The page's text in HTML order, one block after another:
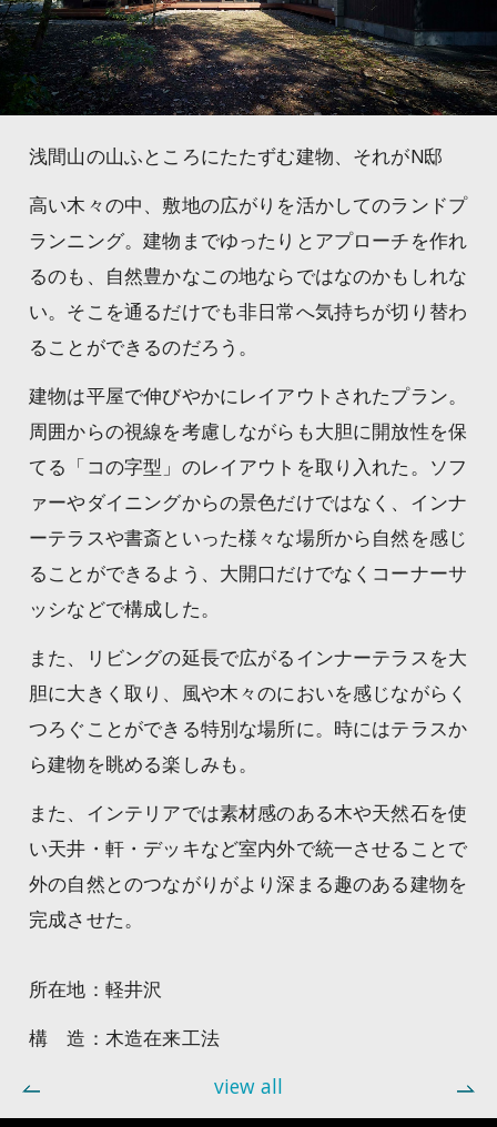
浅間山の山ふところにたたずむ建物、それがN邸
高い木々の中、敷地の広がりを活かしてのランドプ
ランニング。建物までゆったりとアプローチを作れ
るのも、自然豊かなこの地ならではなのかもしれな
い。そこを通るだけでも非日常へ気持ちが切り替わ
ることができるのだろう。
建物は平屋で伸びやかにレイアウトされたプラン。
周囲からの視線を考慮しながらも大胆に開放性を保
てる「コの字型」のレイアウトを取り入れた。ソフ
ァーやダイニングからの景色だけではなく、インナ
ーテラスや書斎といった様々な場所から自然を感じ
ることができるよう、大開口だけでなくコーナーサ
ッシなどで構成した。
また、リビングの延長で広がるインナーテラスを大
胆に大きく取り、風や木々のにおいを感じながらく
つろぐことができる特別な場所に。時にはテラスか
ら建物を眺める楽しみも。
また、インテリアでは素材感のある木や天然石を使
い天井・軒・デッキなど室内外で統一させることで
外の自然とのつながりがより深まる趣のある建物を
完成させた。
所在地：軽井沢
構 造：木造在来工法
view all